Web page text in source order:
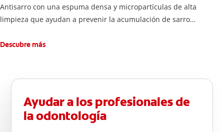
Antisarro con una espuma densa y micropartículas de alta
limpieza que ayudan a prevenir la acumulación de sarro
Descubre más
Ayudar a los profesionales de
la odontología